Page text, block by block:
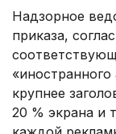
Надзорное
приказа,
крупнее
20 % экрана и